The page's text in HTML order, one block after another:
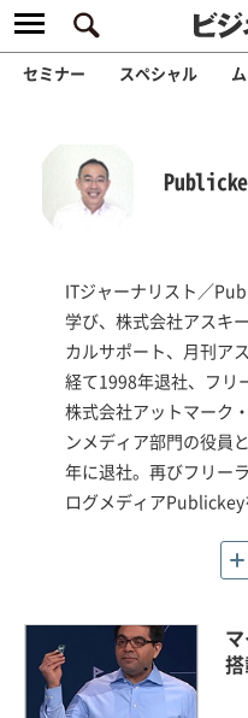
セミナー スペシャル
ITジャーナリスト／
学び、株式会社アスキ
カルサポート、月刊ア
経て1998年退社、フリ
株式会社アットマーク
ンメディア部門の役員
年に退社。再びフリー
ログメディアPublickey